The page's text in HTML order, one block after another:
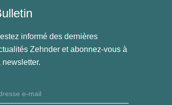
informé des dernières
Zehnder et abonnez-vous à
newsletter.